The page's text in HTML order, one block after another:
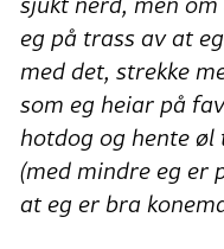
eg på trass av at
med det, strekke
som eg heiar på
hotdog og hente øl
(med mindre eg er
at eg er bra